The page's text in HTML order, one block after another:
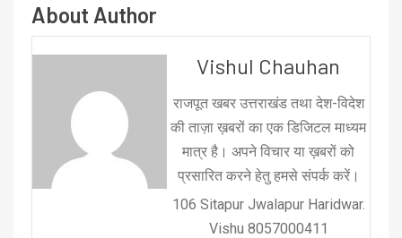
About Author
Vishul Chauhan
राजपूत खबर उत्तराखंड तथा देश-विदेश
की ताज़ा ख़बरों का एक डिजिटल माध्यम
मात्र है। अपने विचार या ख़बरों को
प्रसारित करने हेतु हमसे संपर्क करें।
106 Sitapur Jwalapur Haridwar.
Vishu 8057000411